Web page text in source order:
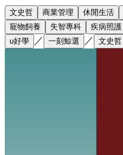
文史哲 商業管理 休閒生活
寵物飼養
失智專科
疾病照護
u好學
／ 一刻鯨選 ／ 文史哲